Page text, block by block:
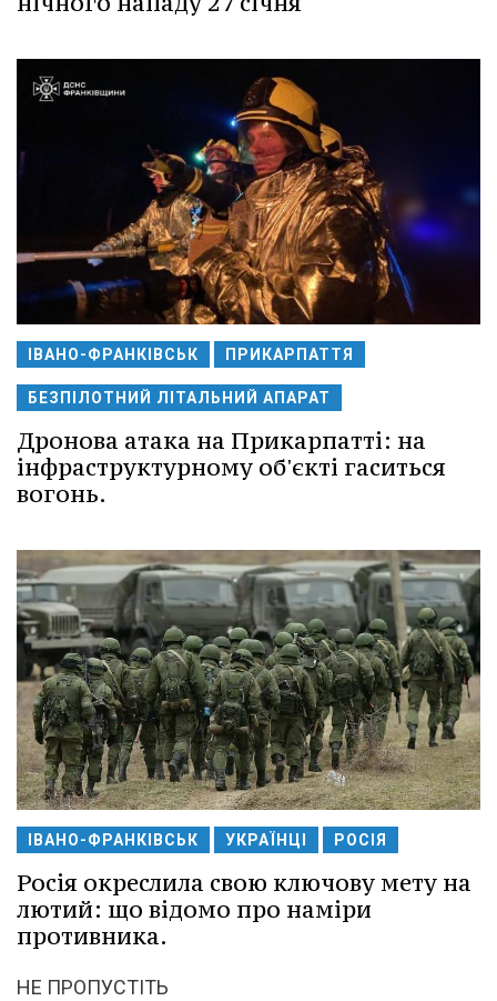
ІВАНО-ФРАНКІВСЬК ПРИКАРПАТТЯ
БЕЗПІЛОТНИЙ ЛІТАЛЬНИЙ АПАРАТ
Дронова атака на Прикарпатті: на
інфраструктурному об'єкті гаситься
вогонь.
ІВАНО-ФРАНКІВСЬК УКРАЇНЦІ РОСІЯ
Росія окреслила свою ключову мету на
лютий: що відомо про наміри
противника.
НЕ ПРОПУСТІТЬ